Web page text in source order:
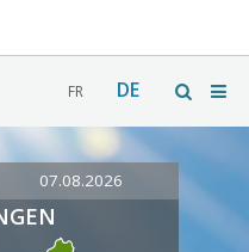
FR DE
07.08.2026